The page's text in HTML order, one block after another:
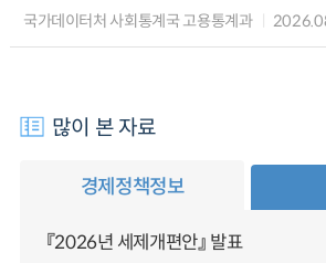
국가데이터처 사회통계국 고용통계과
많이 본 자료
경제정책정보
『2026년 세제개편안』 발표